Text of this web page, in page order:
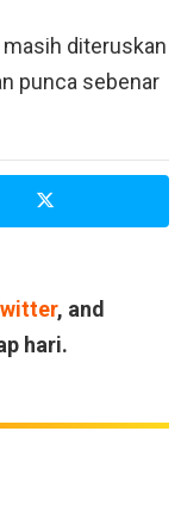
diteruskan
punca sebenar
, and
hari.